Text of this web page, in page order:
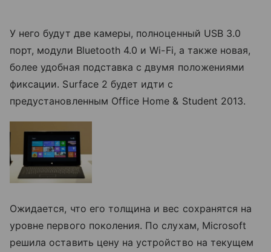
У него будут две камеры, полноценный USB 3.0
порт, модули Bluetooth 4.0 и Wi-Fi, а также новая,
более удобная подставка с двумя положениями
фиксации. Surface 2 будет идти с
предустановленным Office Home & Student 2013.
Ожидается, что его толщина и вес сохранятся на
уровне первого поколения. По слухам, Microsoft
решила оставить цену на устройство на текущем